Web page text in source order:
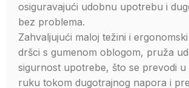
osiguravajući udobnu upotrebu i
bez problema.
Zahvaljujući maloj težini i
dršci s gumenom oblogom, pruža
sigurnost upotrebe, što se prevodi u
ruku tokom dugotrajnog napora i